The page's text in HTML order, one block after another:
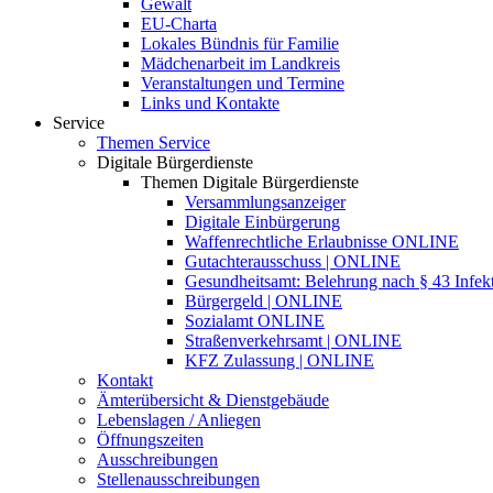
EU-Charta
Lokales Bündnis für Familie
Mädchenarbeit im Landkreis
Veranstaltungen und Termine
Links und Kontakte
Service
Themen Service
Digitale Bürgerdienste
Themen Digitale Bürgerdienste
Versammlungsanzeiger
Digitale Einbürgerung
Waffenrechtliche Erlaubnisse ONLINE
Gutachterausschuss | ONLINE
Gesundheitsamt: Belehrung nach § 43
Bürgergeld | ONLINE
Sozialamt ONLINE
Straßenverkehrsamt | ONLINE
KFZ Zulassung | ONLINE
Kontakt
Ämterübersicht & Dienstgebäude
Lebenslagen / Anliegen
Öffnungszeiten
Ausschreibungen
Stellenausschreibungen